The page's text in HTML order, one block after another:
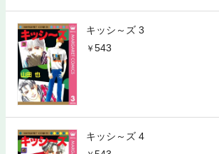
キッシ～ズ 3
543
キッシ～ズ 4